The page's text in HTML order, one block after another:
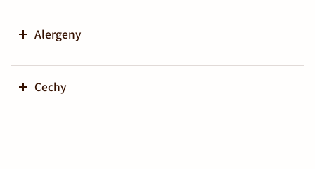
Alergeny
Cechy